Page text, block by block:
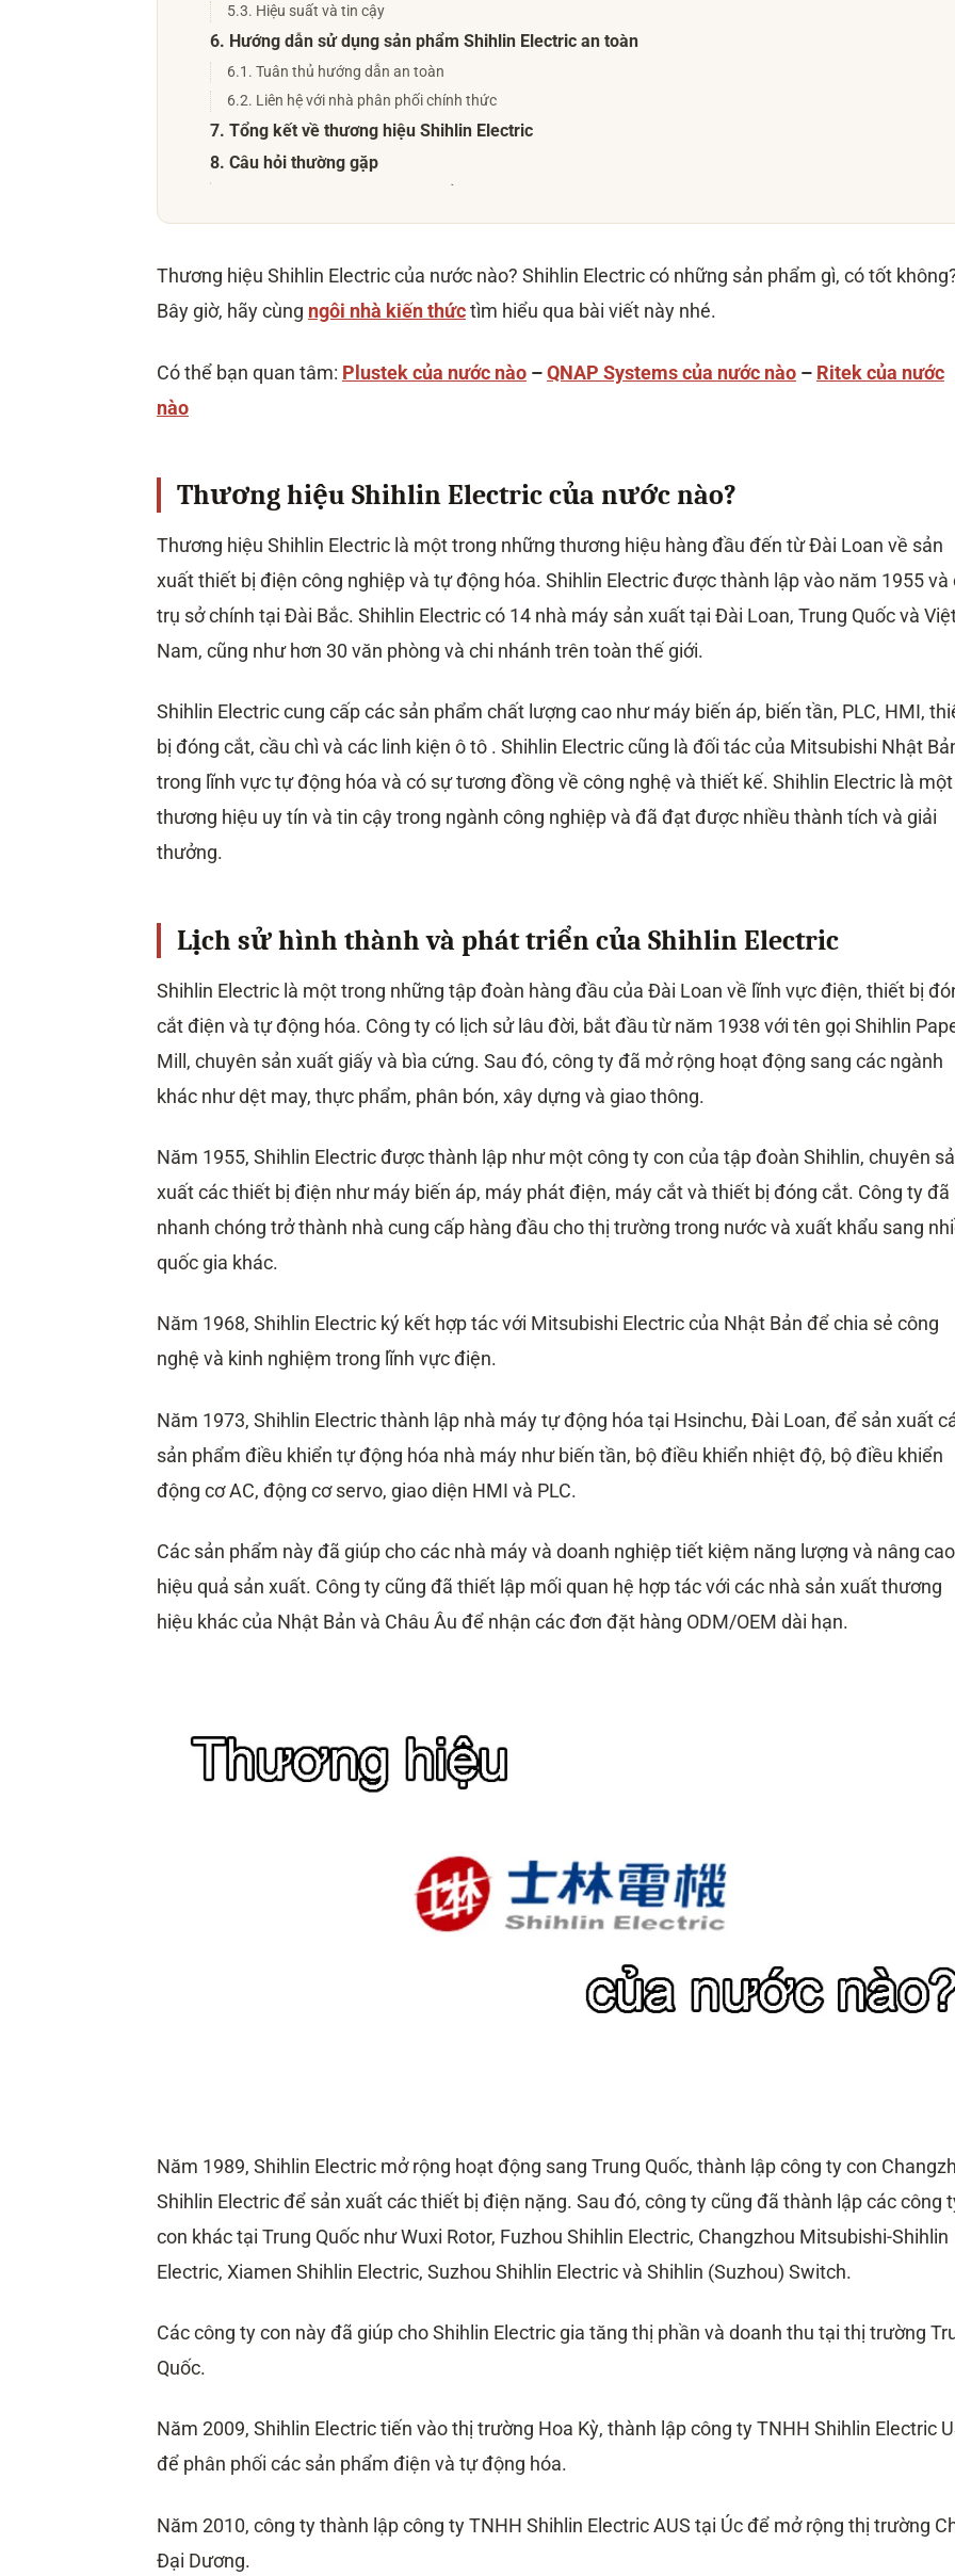
5.3. Hiệu suất và tin cậy
6. Hướng dẫn sử dụng sản phẩm Shihlin Electric an toàn
6.1. Tuân thủ hướng dẫn an toàn
6.2. Liên hệ với nhà phân phối chính thức
7. Tổng kết về thương hiệu Shihlin Electric
8. Câu hỏi thường gặp
8.2. Lịch sử hình thành và phát triển của Shihlin Electric?
8.4. Các dòng sản phẩm điện tử từ Shihlin Electric?
8.5. Hướng dẫn sử dụng sản phẩm Shihlin Electric an toàn?
Thương hiệu Shihlin Electric của nước nào? Shihlin Electric có những sản phẩm gì, có tốt
Bây giờ, hãy cùng ngôi nhà kiến thứctìm hiểu qua bài viết này nhé.
Có thể bạn quan tâm: Plustek của nước nào –QNAP Systems của nước nào – Ritek của nước
nào
Thương hiệu Shihlin Electric của nước nào?
Thương hiệu Shihlin Electric là một trong những thương hiệu hàng đầu đến từ Đài Loan về sản
xuất thiết bị điện công nghiệp và tự động hóa. Shihlin Electric được thành lập vào năm 1955 và
trụ sở chính tại Đài Bắc. Shihlin Electric có 14 nhà máy sản xuất tại Đài Loan, Trung Quốc và
Nam, cũng như hơn 30 văn phòng và chi nhánh trên toàn thế giới.
Shihlin Electric cung cấp các sản phẩm chất lượng cao như máy biến áp, biến tần, PLC, HMI,
bị đóng cắt, cầu chì và các linh kiện ô tô . Shihlin Electric cũng là đối tác của Mitsubishi Nhật
trong lĩnh vực tự động hóa và có sự tương đồng về công nghệ và thiết kế. Shihlin Electric là một
thương hiệu uy tín và tin cậy trong ngành công nghiệp và đã đạt được nhiều thành tích và giải
thưởng.
Lịch sử hình thành và phát triển của Shihlin Electric
Shihlin Electric là một trong những tập đoàn hàng đầu của Đài Loan về lĩnh vực điện, thiết bị
cắt điện và tự động hóa. Công ty có lịch sử lâu đời, bắt đầu từ năm 1938 với tên gọi Shihlin
Mill, chuyên sản xuất giấy và bìa cứng. Sau đó, công ty đã mở rộng hoạt động sang các ngành
khác như dệt may, thực phẩm, phân bón, xây dựng và giao thông.
Năm 1955, Shihlin Electric được thành lập như một công ty con của tập đoàn Shihlin, chuyên
xuất các thiết bị điện như máy biến áp, máy phát điện, máy cắt và thiết bị đóng cắt. Công ty đã
nhanh chóng trở thành nhà cung cấp hàng đầu cho thị trường trong nước và xuất khẩu sang
quốc gia khác.
Năm 1968, Shihlin Electric ký kết hợp tác với Mitsubishi Electric của Nhật Bản để chia sẻ công
nghệ và kinh nghiệm trong lĩnh vực điện.
Năm 1973, Shihlin Electric thành lập nhà máy tự động hóa tại Hsinchu, Đài Loan, để sản xuất
sản phẩm điều khiển tự động hóa nhà máy như biến tần, bộ điều khiển nhiệt độ, bộ điều khiển
động cơ AC, động cơ servo, giao diện HMI và PLC.
Các sản phẩm này đã giúp cho các nhà máy và doanh nghiệp tiết kiệm năng lượng và nâng cao
hiệu quả sản xuất. Công ty cũng đã thiết lập mối quan hệ hợp tác với các nhà sản xuất thương
hiệu khác của Nhật Bản và Châu Âu để nhận các đơn đặt hàng ODM/OEM dài hạn.
Năm 1989, Shihlin Electric mở rộng hoạt động sang Trung Quốc, thành lập công ty con
Shihlin Electric để sản xuất các thiết bị điện nặng. Sau đó, công ty cũng đã thành lập các công
con khác tại Trung Quốc như Wuxi Rotor, Fuzhou Shihlin Electric, Changzhou Mitsubishi-Shihlin
Electric, Xiamen Shihlin Electric, Suzhou Shihlin Electric và Shihlin (Suzhou) Switch.
Các công ty con này đã giúp cho Shihlin Electric gia tăng thị phần và doanh thu tại thị trường
Quốc.
Năm 2009, Shihlin Electric tiến vào thị trường Hoa Kỳ, thành lập công ty TNHH Shihlin Electric
để phân phối các sản phẩm điện và tự động hóa.
Năm 2010, công ty thành lập công ty TNHH Shihlin Electric AUS tại Úc để mở rộng thị trường
Đại Dương.